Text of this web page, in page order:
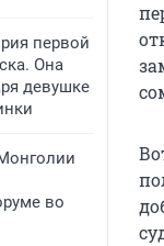
первой
Она
девушке
во